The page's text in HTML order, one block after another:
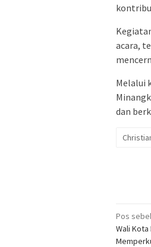
acara,
Melalui
dan
pos
Pos
Wali Kota